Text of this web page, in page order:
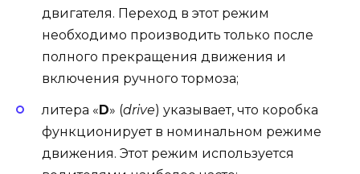
двигателя. Переход в этот режим
необходимо производить только после
полного прекращения движения и
включения ручного тормоза;
литера «D» (drive) указывает, что коробка
функционирует в номинальном режиме
движения. Этот режим используется